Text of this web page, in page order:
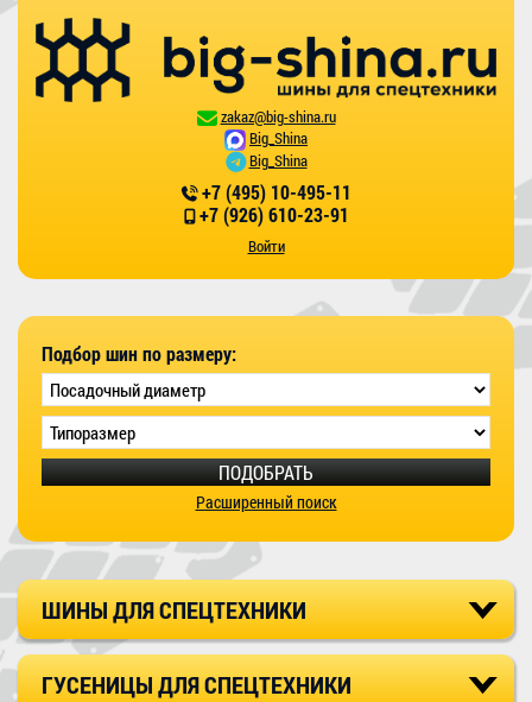
zakaz@big-shina.ru
Big_Shina
Big_Shina
+7 (495) 10-495-11
+7 (926) 610-23-91
Войти
ШИНЫ ДЛЯ СПЕЦТЕХНИКИ
ГУСЕНИЦЫ ДЛЯ СПЕЦТЕХНИКИ
Подбор шин по размеру:
ПОДОБРАТЬ
Расширенный поиск